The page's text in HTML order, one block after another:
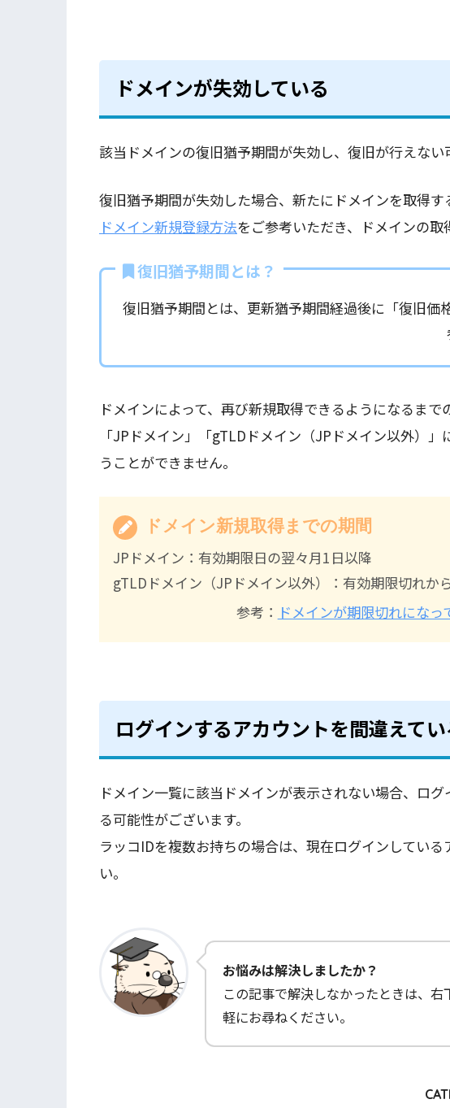
ドメインが失効している
該当ドメインの復旧猶予期間が失効し、復旧が行えない
復旧猶予期間が失効した場合、新たにドメインを取得す
ドメイン新規登録方法をご参考いただき、ドメインの取
復旧猶予期間とは？
復旧猶予期間とは、更新猶予期間経過後に「復旧価
ドメインによって、再び新規取得できるようになるまで
「JPドメイン」「gTLDドメイン（JPドメイン以外）
うことができません。
ドメイン新規取得までの期間
JPドメイン：有効期限日の翌々月1日以降
gTLDドメイン（JPドメイン以外）：有効期限切れか
参考： ドメインが期限切れにな
ログインするアカウントを間違えてい
ドメイン一覧に該当ドメインが表示されない場合、ロ
る可能性がございます。
ラッコIDを複数お持ちの場合は、現在ログインしてい
い。
お悩みは解決しましたか？
この記事で解決しなかったときは、右
軽にお尋ねください。